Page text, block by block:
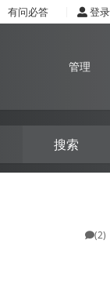
有问必答 登录
管理
(2)
搜索